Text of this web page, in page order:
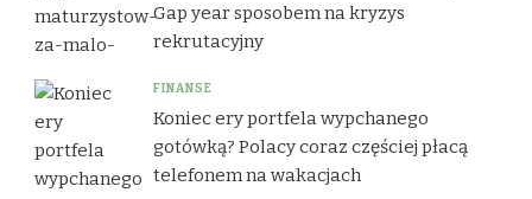
Gap year sposobem na kryzys
rekrutacyjny
FINANSE
Koniec ery portfela wypchanego
gotówką? Polacy coraz częściej płacą
telefonem na wakacjach